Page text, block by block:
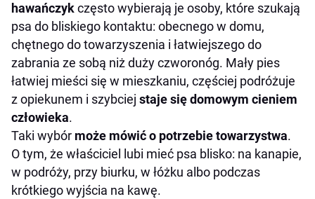
hawańczykczęsto wybierają je osoby, które szukają
psa do bliskiego kontaktu: obecnego w domu,
chętnego do towarzyszenia i łatwiejszego do
zabrania ze sobą niż duży czworonóg. Mały pies
łatwiej mieści się w mieszkaniu, częściej podróżuje
z opiekunem i szybciej staje się domowym cieniem
człowieka.
Taki wybór może mówić o potrzebie towarzystwa.
O tym, że właściciel lubi mieć psa blisko: na kanapie,
w podróży, przy biurku, w łóżku albo podczas
krótkiego wyjścia na kawę.